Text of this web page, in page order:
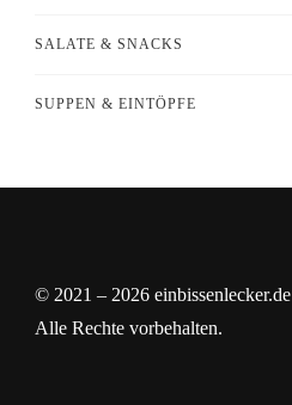
SALATE & SNACKS
SUPPEN & EINTÖPFE
© 2021 – 2026 einbissenlecker.de
Alle Rechte vorbehalten.